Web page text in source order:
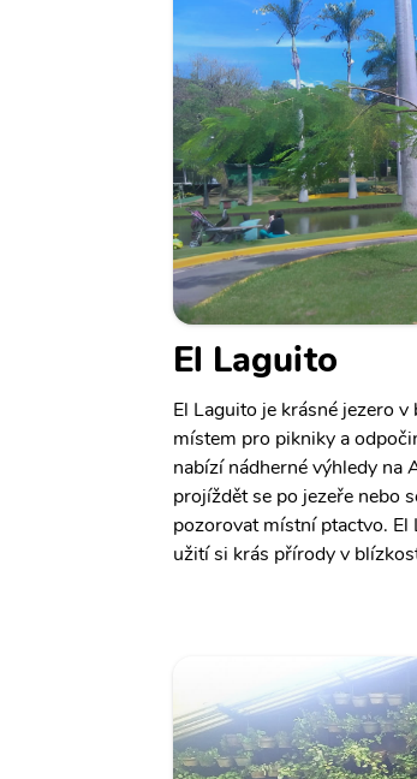
El Laguito
El Laguito je krásné jezero
místem pro pikniky a
nabízí nádherné výhledy na
projíždět se po jezeře nebo
pozorovat místní ptactvo.
užití si krás přírody v